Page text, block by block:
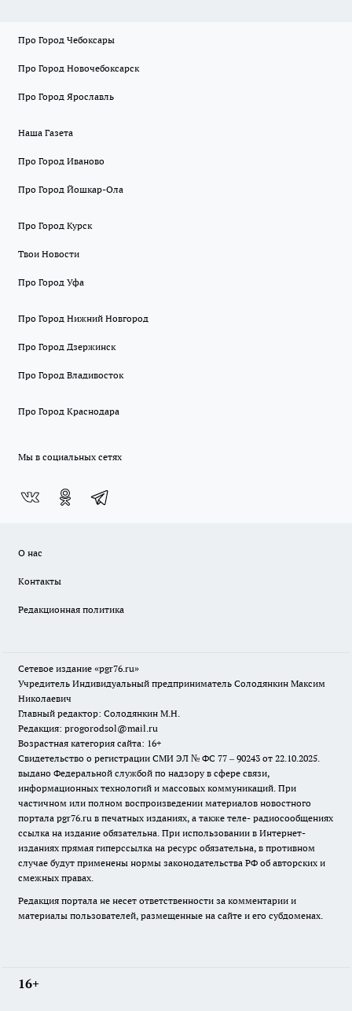
Про Город Чебоксары
Про Город Новочебоксарск
Про Город Ярославль
Наша Газета
Про Город Иваново
Про Город Йошкар-Ола
Про Город Курск
Твои Новости
Про Город Уфа
Про Город Нижний Новгород
Про Город Дзержинск
Про Город Владивосток
Про Город Краснодара
Мы в социальных сетях
О нас
Контакты
Редакционная политика
Сетевое издание «pgr76.ru»
Учредитель Индивидуальный предприниматель Солодянкин Максим
Николаевич
Главный редактор: Солодянкин М.Н.
Редакция: progorodsol@mail.ru
Возрастная категория сайта: 16+
Свидетельство о регистрации СМИ ЭЛ № ФС 77 – 90243 от 22.10.2025.
выдано Федеральной службой по надзору в сфере связи,
информационных технологий и массовых коммуникаций. При
частичном или полном воспроизведении материалов новостного
портала pgr76.ru в печатных изданиях, а также теле- радиосообщениях
ссылка на издание обязательна. При использовании в Интернет-
изданиях прямая гиперссылка на ресурс обязательна, в противном
случае будут применены нормы законодательства РФ об авторских и
смежных правах.
Редакция портала не несет ответственности за комментарии и
материалы пользователей, размещенные на сайте и его субдоменах.
16+